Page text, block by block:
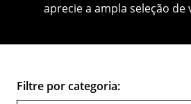
aprecie a ampla seleção de
Filtre por categoria: